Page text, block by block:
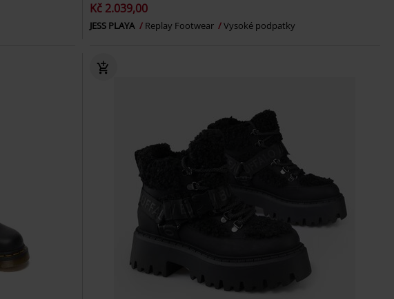
Kč 2.039,00
JESS PLAYA Replay Footwear Vysoké podpatky